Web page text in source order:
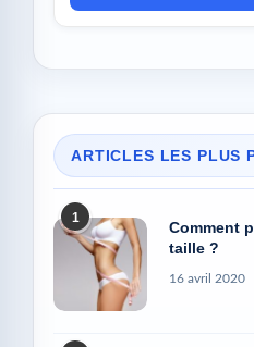
ARTICLES LES PLUS
1
Comment
taille ?
16 avril 2020